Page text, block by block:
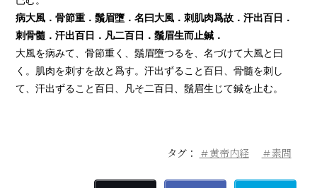
病大風．骨節重．鬚眉墮．名曰大風．刺肌肉爲故．汗出百日．
刺骨髓．汗出百日．凡二百日．鬚眉生而止鍼．
大風を病みて、骨節重く、鬚眉墮つるを、名づけて大風と曰
く。肌肉を刺すを故と爲す。汗出ずること百日、骨髓を刺し
て、汗出ずること百日、凡そ二百日、鬚眉生じて鍼を止む。
タグ： ＃黄帝内経 ＃素問